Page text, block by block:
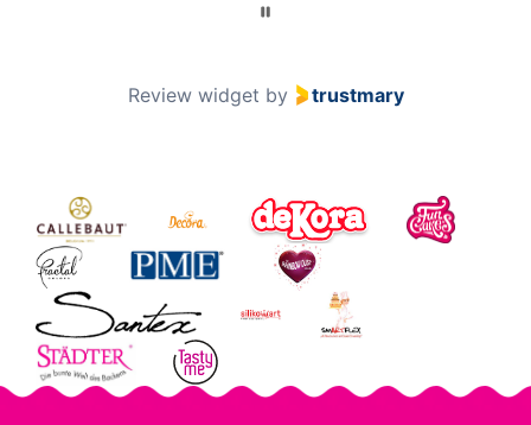
Review widget by trustmary